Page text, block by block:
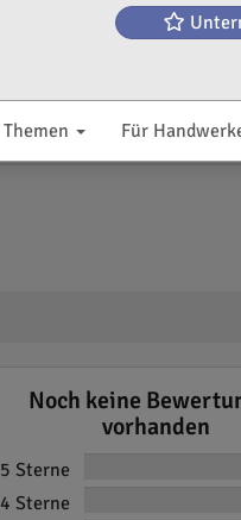
Themen Für
Noch keine
vorhanden
5 Sterne
4 Sterne